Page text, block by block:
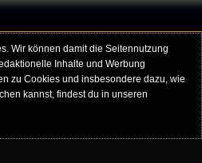
Wir können damit die Seitennutzung
Inhalte und Werbung
zu Cookies und insbesondere dazu, wie
kannst, findest du in unseren